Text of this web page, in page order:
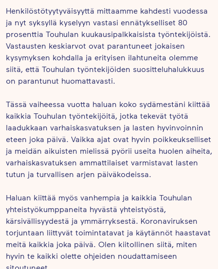
Henkilöstötyytyväisyyttä mittaamme kahdesti vuodessa
ja nyt syksyllä kyselyyn vastasi ennätykselliset 80
prosenttia Touhulan kuukausipalkkaisista työntekijöistä.
Vastausten keskiarvot ovat parantuneet jokaisen
kysymyksen kohdalla ja erityisen ilahtuneita olemme
siitä, että Touhulan työntekijöiden suositteluhalukkuus
on parantunut huomattavasti.
Tässä vaiheessa vuotta haluan koko sydämestäni kiittää
kaikkia Touhulan työntekijöitä, jotka tekevät työtä
laadukkaan varhaiskasvatuksen ja lasten hyvinvoinnin
eteen joka päivä. Vaikka ajat ovat hyvin poikkeukselliset
ja meidän aikuisten mielissä pyörii useita huolen aiheita,
varhaiskasvatuksen ammattilaiset varmistavat lasten
tutun ja turvallisen arjen päiväkodeissa.
Haluan kiittää myös vanhempia ja kaikkia Touhulan
yhteistyökumppaneita hyvästä yhteistyöstä,
kärsivällisyydestä ja ymmärryksestä. Koronaviruksen
torjuntaan liittyvät toimintatavat ja käytännöt haastavat
meitä kaikkia joka päivä. Olen kiitollinen siitä, miten
hyvin te kaikki olette ohjeiden noudattamiseen